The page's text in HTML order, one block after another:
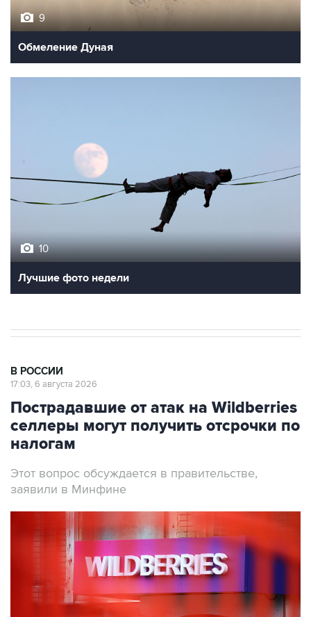
9
Обмеление Дуная
10
Лучшие фото недели
В РОССИИ
17:03, 6 августа 2026
Пострадавшие от атак на Wildberries
селлеры могут получить отсрочки по
налогам
Этот вопрос обсуждается в правительстве,
заявили в Минфине